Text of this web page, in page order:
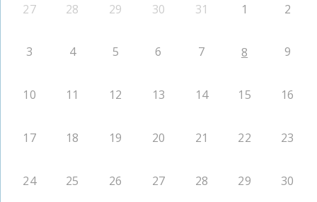
27 28 29 30 31 1 2
3 4 5 6 7 8 9
10 11 12 13 14 15 16
17 18 19 20 21 22 23
24 25 26 27 28 29 30